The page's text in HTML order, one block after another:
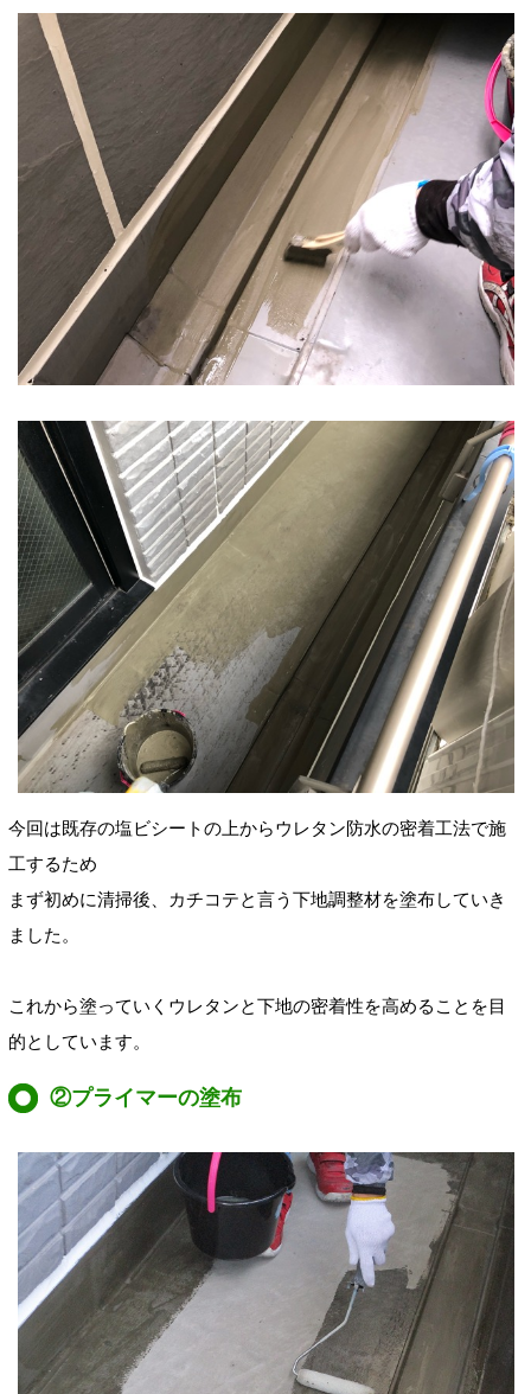
今回は既存の塩ビシートの上からウレタン防水の密着工法で施
工するため
まず初めに清掃後、カチコテと言う下地調整材を塗布していき
ました。
これから塗っていくウレタンと下地の密着性を高めることを目
的としています。
②プライマーの塗布